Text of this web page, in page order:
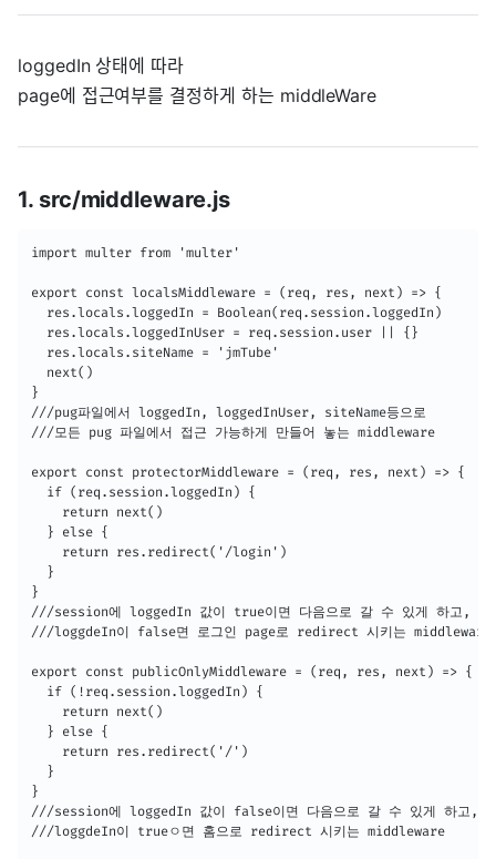
loggedIn 상태에 따라
page에 접근여부를 결정하게 하는 middleWare
1. src/middleware.js
import multer from 'multer'
export const localsMiddleware = (req, res, next) => {
  res.locals.loggedIn = Boolean(req.session.loggedIn)
  res.locals.loggedInUser = req.session.user || {}
  res.locals.siteName = 'jmTube'
  next()
}
///pug파일에서 loggedIn, loggedInUser, siteName등으로
///모든 pug 파일에서 접근 가능하게 만들어 놓는 middleware
export const protectorMiddleware = (req, res, next) => {
  if (req.session.loggedIn) {
    return next()
  } else {
    return res.redirect('/login')
  }
}
///session에 loggedIn 값이 true이면 다음으로 갈 수 있게 하고,
///loggdeIn이 false면 로그인 page로 redirect 시키는 middleware
export const publicOnlyMiddleware = (req, res, next) => {
  if (!req.session.loggedIn) {
    return next()
  } else {
    return res.redirect('/')
  }
}
///session에 loggedIn 값이 false이면 다음으로 갈 수 있게 하고,
///loggdeIn이 trueㅇ면 홈으로 redirect 시키는 middleware